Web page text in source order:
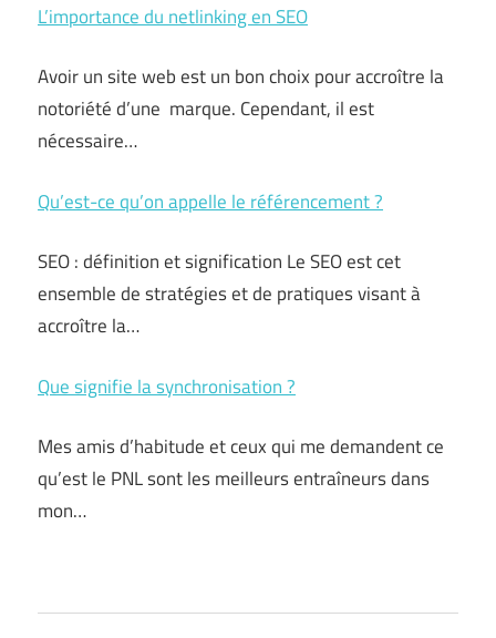
L’importance du netlinking en SEO
Avoir un site web est un bon choix pour accroître la
notoriété d’une marque. Cependant, il est
nécessaire…
Qu’est-ce qu’on appelle le référencement ?
SEO : définition et signification Le SEO est cet
ensemble de stratégies et de pratiques visant à
accroître la…
Que signifie la synchronisation ?
Mes amis d’habitude et ceux qui me demandent ce
qu’est le PNL sont les meilleurs entraîneurs dans
mon…